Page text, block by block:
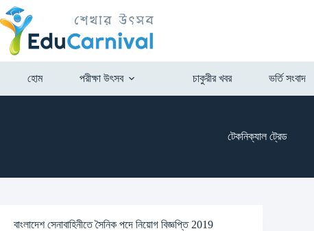
হোম পরীক্ষা উৎসব চাকুরীর খবর ভর্তি সংবাদ
টেকনিক্যাল ট্রেড
বাংলাদেশ সেনাবাহিনীতে সৈনিক পদে নিয়োগ বিজ্ঞপ্তি 2019